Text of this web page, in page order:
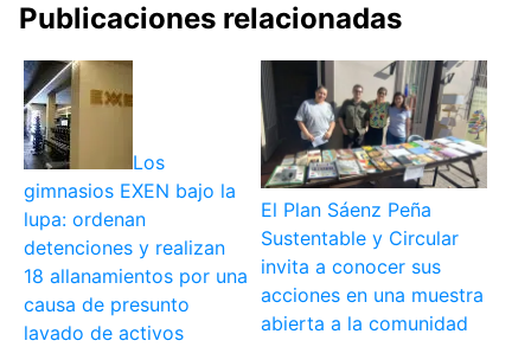
Publicaciones relacionadas
Los
gimnasios EXEN bajo la
lupa: ordenan
detenciones y realizan
18 allanamientos por una
causa de presunto
lavado de activos
El Plan Sáenz Peña
Sustentable y Circular
invita a conocer sus
acciones en una muestra
abierta a la comunidad